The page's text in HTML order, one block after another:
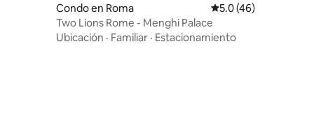
Condo en Roma Calificación
5.0 (46)
Two Lions Rome - Menghi Palace
Ubicación · Familiar · Estacionamiento